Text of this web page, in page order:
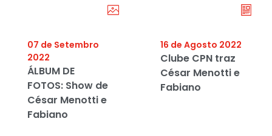
07 de Setembro
2022
ÁLBUM DE
FOTOS: Show de
César Menotti e
Fabiano
16 de Agosto 2022
Clube CPN traz
César Menotti e
Fabiano